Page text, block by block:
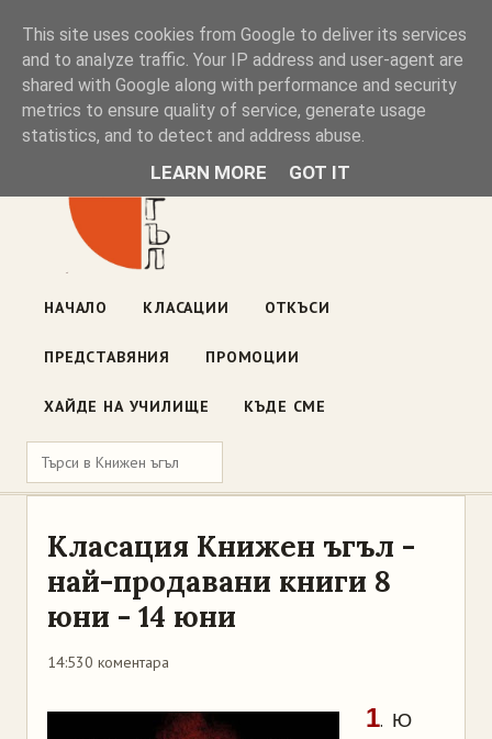
Книжен ъгъл
Блог на книжарницата — класации, откъси, нови книги
ул. „Оборище" 117, София· пон–пет 10:00–19:00 ·
НАЧАЛО КЛАСАЦИИ ОТКЪСИ
ПРЕДСТАВЯНИЯ ПРОМОЦИИ
ХАЙДЕ НА УЧИЛИЩЕ КЪДЕ СМЕ
Класация Книжен ъгъл -
най-продавани книги 8
юни - 14 юни
14:530 коментара
1. Ю
This site uses cookies from Google to deliver its services
and to analyze traffic. Your IP address and user-agent are
shared with Google along with performance and security
metrics to ensure quality of service, generate usage
statistics, and to detect and address abuse.
LEARN MORE GOT IT